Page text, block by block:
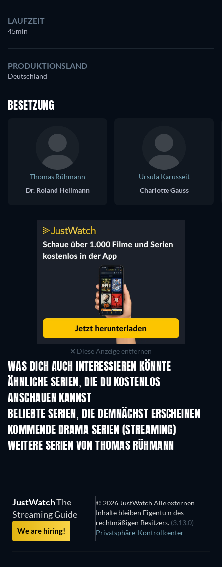
LAUFZEIT
45min
PRODUKTIONSLAND
Deutschland
BESETZUNG
Thomas Rühmann
Dr. Roland Heilmann
Ursula Karusseit
Charlotte Gauss
Diese Anzeige entfernen
WAS DICH AUCH INTERESSIEREN KÖNNTE
Serie Serie
ÄHNLICHE SERIEN, DIE DU KOSTENLOS
ANSCHAUEN KANNST
Serie
BELIEBTE SERIEN, DIE DEMNÄCHST ERSCHEINEN
Serie Serie
KOMMENDE DRAMA SERIEN (STREAMING)
Staffel 4 Staffel 6
WEITERE SERIEN VON THOMAS RÜHMANN
Serie Serie
JustWatchThe
Streaming Guide
We are hiring!
© 2026 JustWatch Alle externen
Inhalte bleiben Eigentum des
rechtmäßigen Besitzers. (3.13.0)
Privatsphäre-Kontrollcenter